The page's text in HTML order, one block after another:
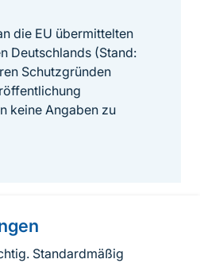
Standardmäßig
die EU übermittelten
Deutschlands (Stand:
Schutzgründen
keine Angaben zu
Seite